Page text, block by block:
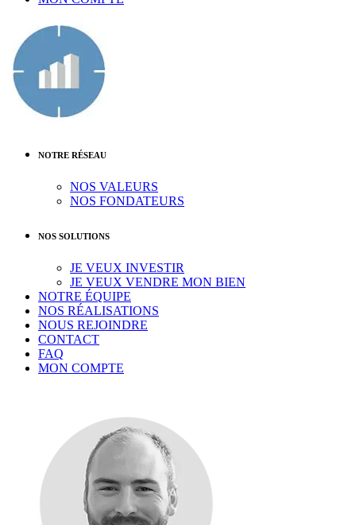
NOTRE RÉSEAU
NOS VALEURS
NOS FONDATEURS
NOS SOLUTIONS
JE VEUX INVESTIR
JE VEUX VENDRE MON BIEN
NOTRE ÉQUIPE
NOS RÉALISATIONS
NOUS REJOINDRE
CONTACT
FAQ
MON COMPTE